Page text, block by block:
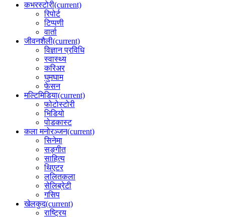
कभरस्टोरी(current)
रिपोर्ट
टिप्पणी
वार्ता
जीवनशैली(current)
विज्ञान प्रविधि
स्वास्थ्य
करिअर
घुमघाम
फेसन
मल्टिमिडिया(current)
फोटोस्टोरी
भिडियो
पोडकास्ट
कला मनोरञ्जन(current)
सिनेमा
सङ्गीत
साहित्य
थिएटर
ललितकला
सेलिब्रेटी
गसिप
खेलकुद(current)
राष्ट्रिय